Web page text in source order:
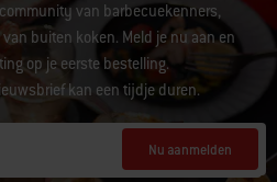
van barbecuekenners,
buiten koken. Meld je nu aan en
op je eerste bestelling.
kan een tijdje duren.
Nu aanmelden